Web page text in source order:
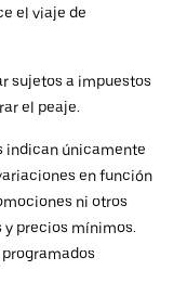
el viaje de
sujetos a impuestos
el peaje.
indican únicamente
en función
ni otros
y precios mínimos.